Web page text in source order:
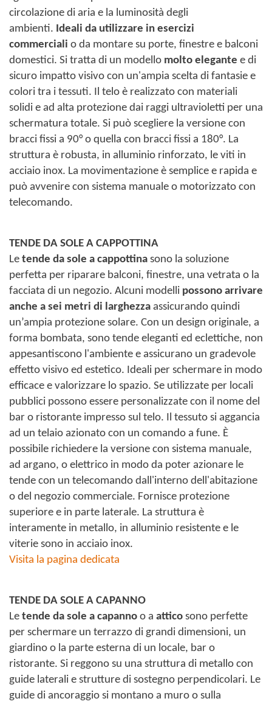
circolazione di aria e la luminosità degli
ambienti. Ideali da utilizzare in esercizi
commerciali o da montare su porte, finestre e balconi
domestici. Si tratta di un modello molto elegante e di
sicuro impatto visivo con un'ampia scelta di fantasie e
colori tra i tessuti. Il telo è realizzato con materiali
solidi e ad alta protezione dai raggi ultravioletti per una
schermatura totale. Si può scegliere la versione con
bracci fissi a 90° o quella con bracci fissi a 180°. La
struttura è robusta, in alluminio rinforzato, le viti in
acciaio inox. La movimentazione è semplice e rapida e
può avvenire con sistema manuale o motorizzato con
telecomando.
TENDE DA SOLE A CAPPOTTINA
Le tende da sole a cappottina sono la soluzione
perfetta per riparare balconi, finestre, una vetrata o la
facciata di un negozio. Alcuni modelli possono arrivare
anche a sei metri di larghezza assicurando quindi
un’ampia protezione solare. Con un design originale, a
forma bombata, sono tende eleganti ed eclettiche, non
appesantiscono l'ambiente e assicurano un gradevole
effetto visivo ed estetico. Ideali per schermare in modo
efficace e valorizzare lo spazio. Se utilizzate per locali
pubblici possono essere personalizzate con il nome del
bar o ristorante impresso sul telo. Il tessuto si aggancia
ad un telaio azionato con un comando a fune. È
possibile richiedere la versione con sistema manuale,
ad argano, o elettrico in modo da poter azionare le
tende con un telecomando dall'interno dell'abitazione
o del negozio commerciale. Fornisce protezione
superiore e in parte laterale. La struttura è
interamente in metallo, in alluminio resistente e le
viterie sono in acciaio inox.
Visita la pagina dedicata
TENDE DA SOLE A CAPANNO
Le tende da sole a capanno o a attico sono perfette
per schermare un terrazzo di grandi dimensioni, un
giardino o la parte esterna di un locale, bar o
ristorante. Si reggono su una struttura di metallo con
guide laterali e strutture di sostegno perpendicolari. Le
guide di ancoraggio si montano a muro o sulla